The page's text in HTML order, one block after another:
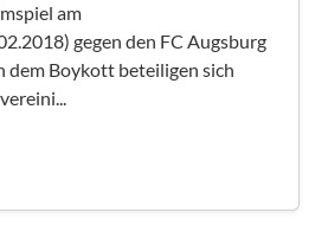
am
gegen den FC Augsburg
dem Boykott beteiligen sich